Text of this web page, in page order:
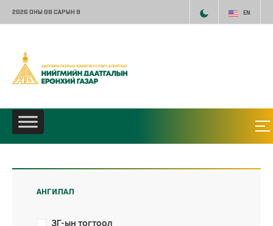
2026 ОНЫ 08 САРЫН 9 EN
АНГИЛАЛ
ЗГ-ын тогтоол